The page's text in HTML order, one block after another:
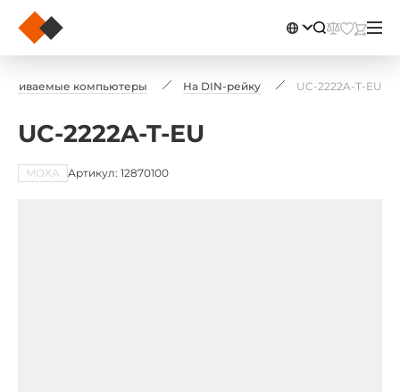
компьютеры На DIN-рейку UC-2222A-T-EU
UC-2222A-T-EU
MOXA Артикул: 12870100